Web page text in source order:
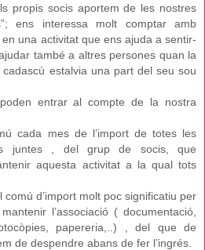
propis socis aportem de les nostres
ens interessa molt comptar amb
una activitat que ens ajuda a sentir-
també a altres persones quan la
estalvia una part del seu sou
entrar al compte de la nostra
cada mes de l’import de totes les
juntes , del grup de socis, que
aquesta activitat a la qual tots
d’import molt poc significatiu per
l’associació ( documentació,
papereria,..) , del que de
de despendre abans de fer l’ingrés.